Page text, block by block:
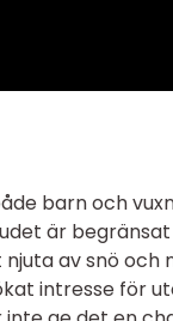
barn och
är
av snö och
intresse för